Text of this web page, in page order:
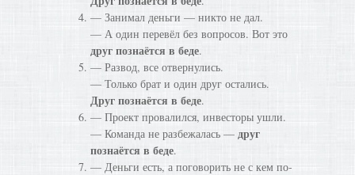
— Занимал деньги — никто не дал.
— А один перевёл без вопросов. Вот это
друг познаётся в беде.
— Развод, все отвернулись.
— Только брат и один друг остались.
Друг познаётся в беде.
— Проект провалился, инвесторы ушли.
— Команда не разбежалась — друг
познаётся в беде.
— Деньги есть, а поговорить не с кем по-